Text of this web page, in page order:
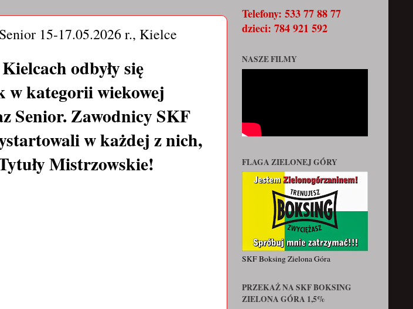
15-17.05.2026 r., Kielce
odbyły się
kategorii wiekowej
Senior. Zawodnicy SKF
w każdej z nich,
Mistrzowskie!
Telefony: 533 77 88 77
dzieci: 784 921 592
NASZE FILMY
FLAGA ZIELONEJ GÓRY
SKF Boksing Zielona Góra
PRZEKAŻ NA SKF BOKSING
ZIELONA GÓRA 1,5%